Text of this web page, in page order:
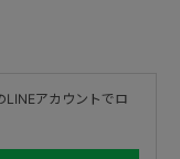
LINEアカウントでロ